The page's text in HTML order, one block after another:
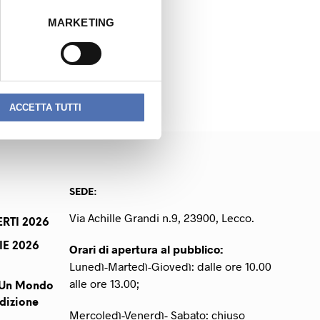
MARKETING
ACCETTA TUTTI
NEXT READING
PIETRO
2026
2026
Mondo
SEDE:
Via Achille Grandi n.9, 23900, Lecco.
Orari di apertura al pubblico:
Lunedì-Martedì-Giovedì: dalle ore 10.00
alle ore 13.00;
Mercoledì-Venerdì- Sabato: chiuso